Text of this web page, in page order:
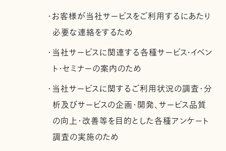
・お客様が当社サービスをご利用するにあたり
必要な連絡をするため
・当社サービスに関連する各種サービス・イベン
ト・セミナーの案内のため
・当社サービスに関するご利用状況の調査・分
析及びサービスの企画・開発、サービス品質
の向上・改善等を目的とした各種アンケート
調査の実施のため